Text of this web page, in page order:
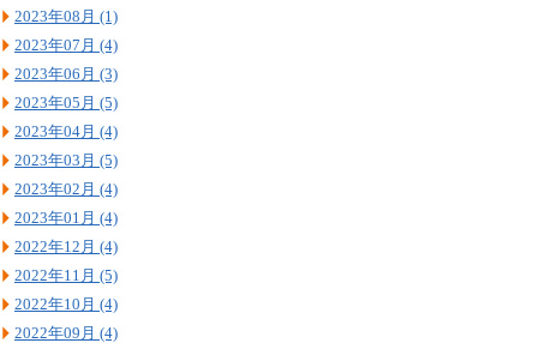
2023年08月 (1)
2023年07月 (4)
2023年06月 (3)
2023年05月 (5)
2023年04月 (4)
2023年03月 (5)
2023年02月 (4)
2023年01月 (4)
2022年12月 (4)
2022年11月 (5)
2022年10月 (4)
2022年09月 (4)